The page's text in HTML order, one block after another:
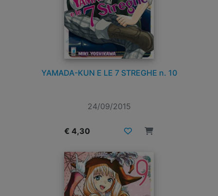
YAMADA-KUN E LE 7 STREGHE n. 10
24/09/2015
€ 4,30